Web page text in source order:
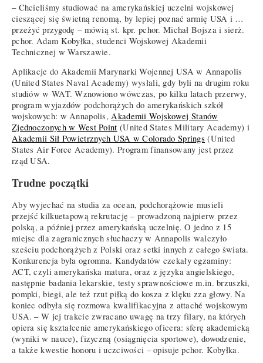
– Chcieliśmy studiować na amerykańskiej uczelni wojskowej
cieszącej się świetną renomą, by lepiej poznać armię USA i …
przeżyć przygodę – mówią st. kpr. pchor. Michał Bojsza i sierż.
pchor. Adam Kobyłka, studenci Wojskowej Akademii
Technicznej w Warszawie.
Aplikacje do Akademii Marynarki Wojennej USA w Annapolis
(United States Naval Academy) wysłali, gdy byli na drugim roku
studiów w WAT. Wznowiono wówczas, po kilku latach przerwy,
program wyjazdów podchorążych do amerykańskich szkół
wojskowych: w Annapolis,Akademii Wojskowej Stanów
Zjednoczonych w West Point (United States Military Academy) i
Akademii Sił Powietrznych USA w Colorado Springs (United
States Air Force Academy). Program finansowany jest przez
rząd USA.
Trudne początki
Aby wyjechać na studia za ocean, podchorążowie musieli
przejść kilkuetapową rekrutację – prowadzoną najpierw przez
polską, a później przez amerykańską uczelnię. O jedno z 15
miejsc dla zagranicznych słuchaczy w Annapolis walczyło
sześciu podchorążych z Polski oraz setki innych z całego świata.
Konkurencja była ogromna. Kandydatów czekały egzaminy:
ACT, czyli amerykańska matura, oraz z języka angielskiego,
następnie badania lekarskie, testy sprawnościowe m.in. brzuszki,
pompki, biegi, ale też rzut piłką do kosza z klęku zza głowy. Na
koniec odbyła się rozmowa kwalifikacyjna z attaché wojskowym
USA. – W jej trakcie zwracano uwagę na trzy filary, na których
opiera się kształcenie amerykańskiego oficera: sferę akademicką
(wyniki w nauce), fizyczną (osiągnięcia sportowe), dowodzenie,
a także kwestie honoru i uczciwości – opisuje pchor. Kobyłka.